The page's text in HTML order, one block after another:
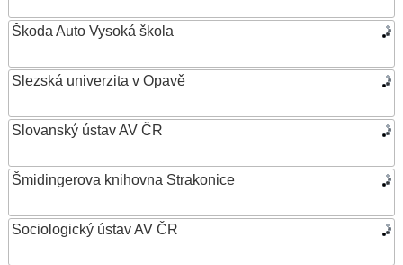
Škoda Auto Vysoká škola
Slezská univerzita v Opavě
Slovanský ústav AV ČR
Šmidingerova knihovna Strakonice
Sociologický ústav AV ČR